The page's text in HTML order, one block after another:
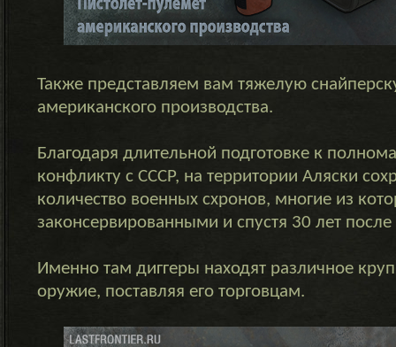
Также представляем вам тяжелую
американского производства.
Благодаря длительной подготовке к
конфликту с СССР, на территории Аляски
количество военных схронов, многие из
законсервированными и спустя 30 лет
Именно там диггеры находят различное
оружие, поставляя его торговцам.